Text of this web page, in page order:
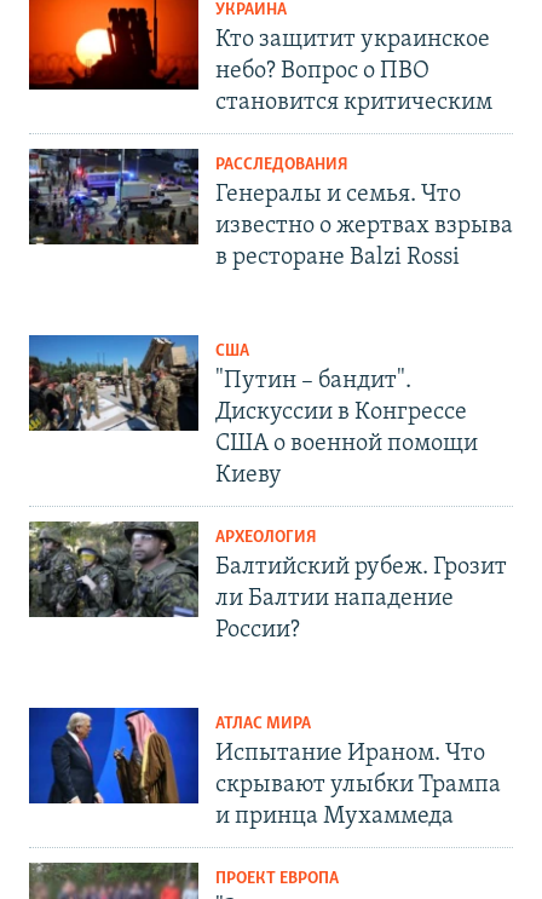
УКРАИНА
Кто защитит украинское
небо? Вопрос о ПВО
становится критическим
РАССЛЕДОВАНИЯ
Генералы и семья. Что
известно о жертвах взрыва
в ресторане Balzi Rossi
США
"Путин – бандит".
Дискуссии в Конгрессе
США о военной помощи
Киеву
АРХЕОЛОГИЯ
Балтийский рубеж. Грозит
ли Балтии нападение
России?
АТЛАС МИРА
Испытание Ираном. Что
скрывают улыбки Трампа
и принца Мухаммеда
ПРОЕКТ ЕВРОПА